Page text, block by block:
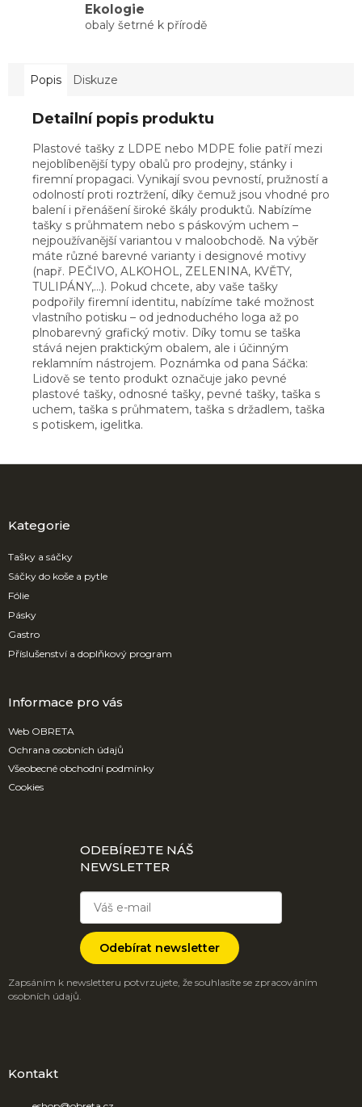
Ekologie
obaly šetrné k přírodě
Popis Diskuze
Detailní popis produktu
Plastové tašky z LDPE nebo MDPE folie patří mezi
nejoblíbenější typy obalů pro prodejny, stánky i
firemní propagaci. Vynikají svou pevností, pružností a
odolností proti roztržení, díky čemuž jsou vhodné pro
balení i přenášení široké škály produktů. Nabízíme
tašky s průhmatem nebo s páskovým uchem –
nejpoužívanější variantou v maloobchodě. Na výběr
máte různé barevné varianty i designové motivy
(např. PEČIVO, ALKOHOL, ZELENINA, KVĚTY,
TULIPÁNY,...). Pokud chcete, aby vaše tašky
podpořily firemní identitu, nabízíme také možnost
vlastního potisku – od jednoduchého loga až po
plnobarevný grafický motiv. Díky tomu se taška
stává nejen praktickým obalem, ale i účinným
reklamním nástrojem. Poznámka od pana Sáčka:
Lidově se tento produkt označuje jako pevné
plastové tašky, odnosné tašky, pevné tašky, taška s
uchem, taška s průhmatem, taška s držadlem, taška
s potiskem, igelitka.
aKategorie
Tašky a sáčky
Sáčky do koše a pytle
Fólie
Pásky
Gastro
Příslušenství a doplňkový program
Informace pro vás
Web OBRETA
Ochrana osobních údajů
Všeobecné obchodní podmínky
Cookies
ODEBÍREJTE NÁŠ
NEWSLETTER
Odebírat newsletter
Zapsáním k newsletteru potvrzujete, že souhlasíte se zpracováním
osobních údajů.
Kontakt